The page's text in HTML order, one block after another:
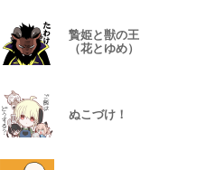
贄姫と獣の王
（花とゆめ）
ぬこづけ！